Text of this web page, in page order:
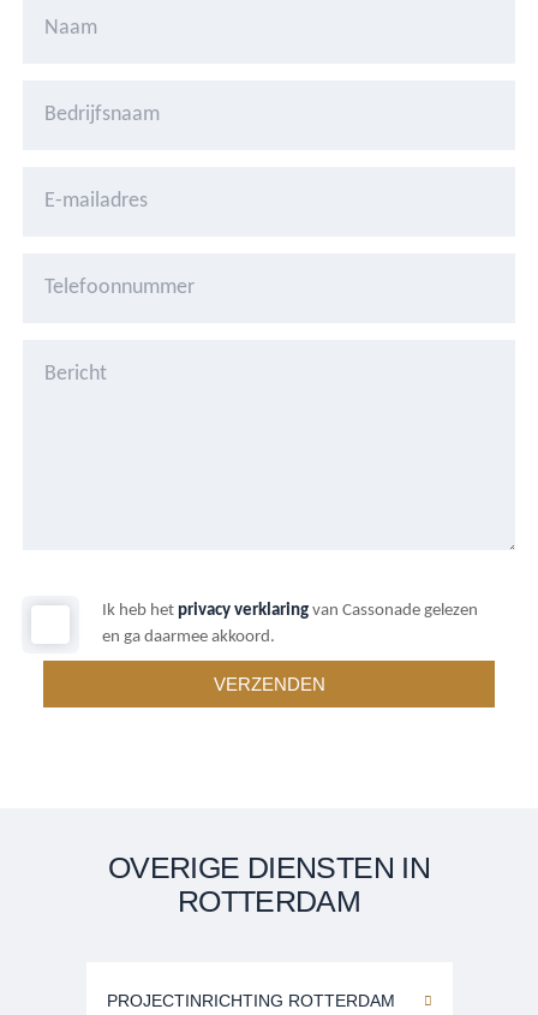
Ik heb het privacy verklaring van Cassonade gelezen
en ga daarmee akkoord.
OVERIGE DIENSTEN IN
ROTTERDAM
PROJECTINRICHTING ROTTERDAM